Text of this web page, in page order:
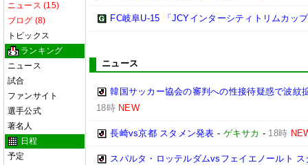
ニュース (15)
ブログ (8)
トピックス
ランキング
ニュース
試合
ファンサイト
選手公式
著名人
日程
予定
FC岐阜U-15 「JCYインターシティトリムカッ
ニュース
韓国サッカー協会の審判への性接待疑惑で波紋
18時 NEW
長崎vs京都 スタメン発表 - ゲキサカ - 18時
スパルタ・ロッテルダムvsフェイエノールト ス